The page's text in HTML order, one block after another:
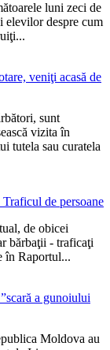
luni zeci de
elevilor despre cum
veniţi acasă de
sunt
vizita în
tutela sau curatela
de persoane
de obicei
bărbaţii - traficaţi
în Raportul...
a gunoiului
Moldova au